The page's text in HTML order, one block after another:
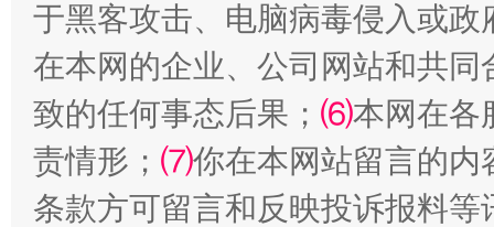
于黑客攻击、电脑病毒侵入或
在本网的企业、公司网站和共
致的任何事态后果； ⑹本网在各
责情形； ⑺你在本网站留言的内
条款方可留言和反映投诉报料